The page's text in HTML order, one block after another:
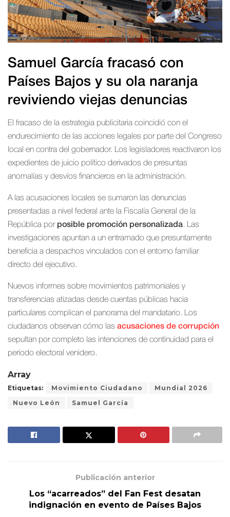
Samuel García fracasó con
Países Bajos y su ola naranja
reviviendo viejas denuncias
El fracaso de la estrategia publicitaria coincidió con el
endurecimiento de las acciones legales por parte del Congreso
local en contra del gobernador. Los legisladores reactivaron los
expedientes de juicio político derivados de presuntas
anomalías y desvíos financieros en la administración.
A las acusaciones locales se sumaron las denuncias
presentadas a nivel federal ante la Fiscalía General de la
República por posible promoción personalizada. Las
investigaciones apuntan a un entramado que presuntamente
beneficia a despachos vinculados con el entorno familiar
directo del ejecutivo.
Nuevos informes sobre movimientos patrimoniales y
transferencias atizadas desde cuentas públicas hacia
particulares complican el panorama del mandatario. Los
ciudadanos observan cómo las acusaciones de corrupción
sepultan por completo las intenciones de continuidad para el
periodo electoral venidero.
Array
Etiquetas: Movimiento Ciudadano
Mundial 2026
Nuevo León
Samuel García
Publicación anterior
Los “acarreados” del Fan Fest desatan
indignación en evento de Países Bajos